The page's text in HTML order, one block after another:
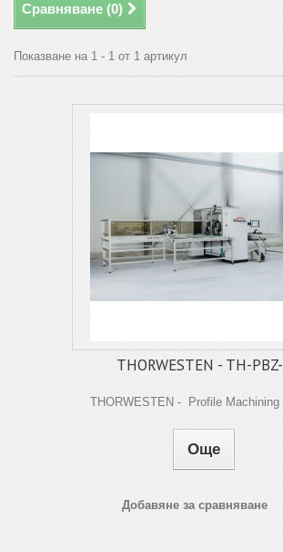
Сравняване (0)
Показване на 1 - 1 от 1 артикул
THORWESTEN - TH-
THORWESTEN - Profile Machining
Още
Добавяне за сравняване